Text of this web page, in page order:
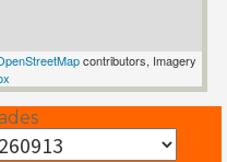
contributors, Imagery